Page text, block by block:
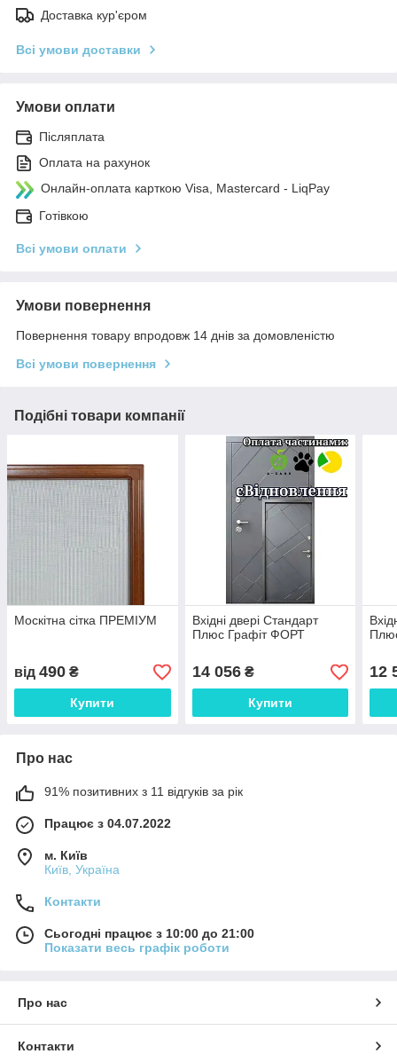
Доставка кур'єром
Всі умови доставки
Умови оплати
Післяплата
Оплата на рахунок
Онлайн-оплата карткою Visa, Mastercard - LiqPay
Готівкою
Всі умови оплати
Умови повернення
Повернення товару впродовж 14 днів за домовленістю
Всі умови повернення
Подібні товари компанії
Москітна сітка ПРЕМІУМ
від 490 ₴
Купити
Вхідні двері Стандарт
Плюс Графіт ФОРТ
14 056₴
Купити
12
Про нас
91% позитивних з 11 відгуків за рік
Працює з 04.07.2022
м. Київ
Київ, Україна
Контакти
Сьогодні працює з 10:00 до 21:00
Показати весь графік роботи
Про нас
Контакти